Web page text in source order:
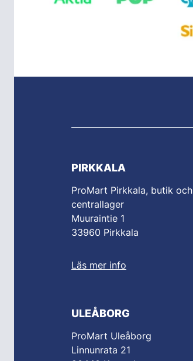
PIRKKALA
ProMart Pirkkala, butik och
centrallager
Muuraintie 1
33960 Pirkkala
Läs mer info
ULEÅBORG
ProMart Uleåborg
Linnunrata 21